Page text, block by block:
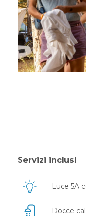
Servizi inclusi
Luce 5A
Docce